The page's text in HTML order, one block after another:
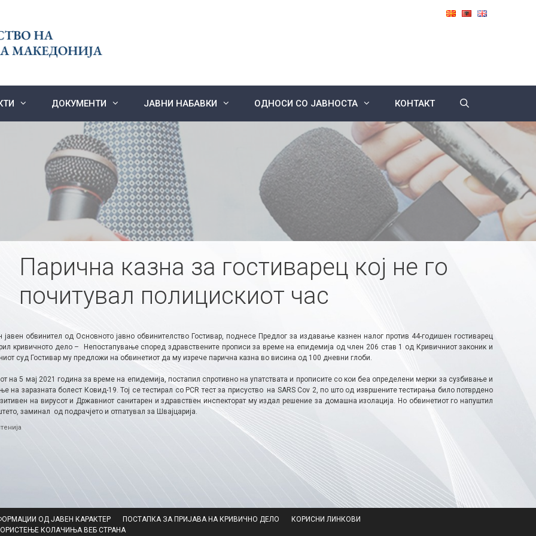
ДОКУМЕНТИ ЈАВНИ НАБАВКИ ОДНОСИ СО ЈАВНОСТА КОНТАКТ
Парична казна за гостиварец кој не го
почитувал полицискиот час
обвинител од Основното јавно обвинителство Гостивар, поднесе Предлог за издавање казнен налог против 44-годишен гостиварец
кривичното дело – Непостапување според здравствените прописи за време на епидемија од член 206 став 1 од Кривичниот законик и
суд Гостивар му предложи на обвинетиот да му изрече парична казна во висина од 100 дневни глоби.
на 5 мај 2021 година за време на епидемија, постапил спротивно на упатствата и прописите со кои беа определени мерки за сузбивање и
на заразната болест Ковид-19. Тој се тестирал со PCR тест за присуство на SARS Cov 2, по што од извршените тестирања било потврдено
на вирусот и Државниот санитарен и здравствен инспекторат му издал решение за домашна изолација. Но обвинетиот го напуштил
заминал од подрачјето и отпатувал за Швајцарија.
ОД ЈАВЕН КАРАКТЕР ПОСТАПКА ЗА ПРИЈАВА НА КРИВИЧНО ДЕЛО
КОРИСНИ ЛИНКОВИ
КОЛАЧИЊА ВЕБ СТРАНА